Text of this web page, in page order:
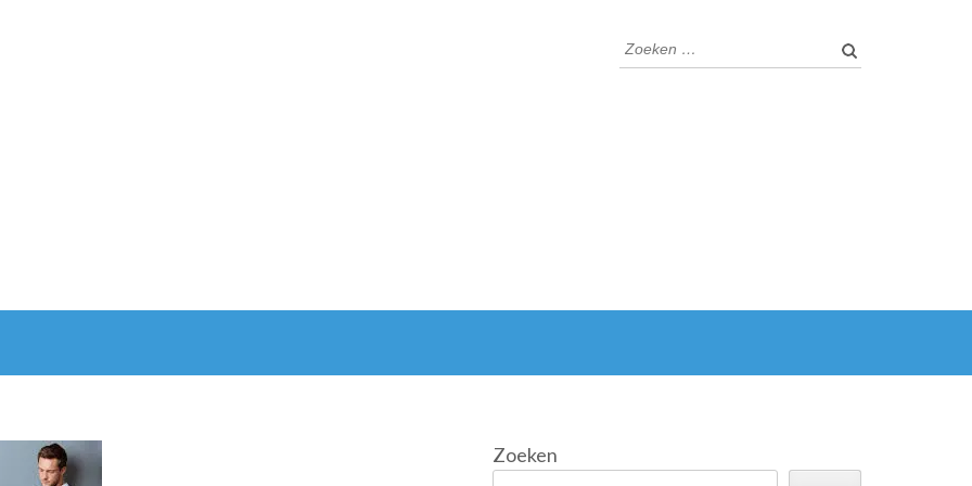
Zoeken
naar:
Zoeken